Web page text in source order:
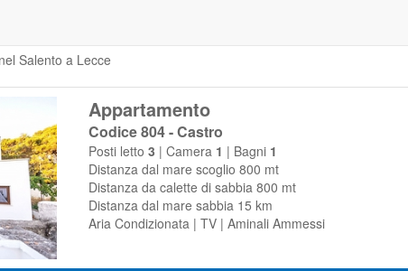
in Castro
Salento a Lecce
Appartamento
Codice 804 - Castro
Posti letto 3 | Camera 1 | Bagni 1
Distanza dal mare scoglio 800 mt
Distanza da calette di sabbia 800 mt
Distanza dal mare sabbia 15 km
Aria Condizionata | TV | Aminali Ammessi